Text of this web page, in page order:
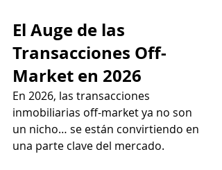
El Auge de las
Transacciones Off-
Market en 2026
En 2026, las transacciones
inmobiliarias off-market ya no son
un nicho… se están convirtiendo en
una parte clave del mercado.